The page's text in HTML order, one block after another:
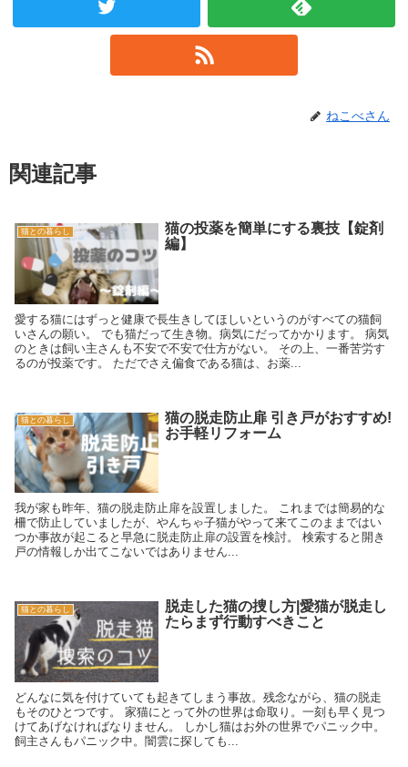
ねこべさん
関連記事
猫との暮らし
猫の投薬を簡単にする裏技【錠剤
編】
愛する猫にはずっと健康で長生きしてほしいというのがすべての猫飼
いさんの願い。 でも猫だって生き物。病気にだってかかります。 病気
のときは飼い主さんも不安で不安で仕方がない。 その上、一番苦労す
るのが投薬です。 ただでさえ偏食である猫は、お薬...
猫との暮らし
猫の脱走防止扉 引き戸がおすすめ!
お手軽リフォーム
我が家も昨年、猫の脱走防止扉を設置しました。 これまでは簡易的な
柵で防止していましたが、やんちゃ子猫がやって来てこのままではい
つか事故が起こると早急に脱走防止扉の設置を検討。 検索すると開き
戸の情報しか出てこないではありません...
猫との暮らし
脱走した猫の捜し方|愛猫が脱走し
たらまず行動すべきこと
どんなに気を付けていても起きてしまう事故。残念ながら、猫の脱走
もそのひとつです。 家猫にとって外の世界は命取り。一刻も早く見つ
けてあげなければなりません。 しかし猫はお外の世界でパニック中。
飼主さんもパニック中。闇雲に探しても...